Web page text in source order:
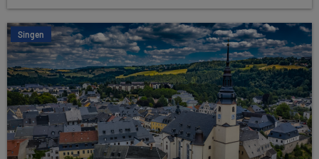
Singen